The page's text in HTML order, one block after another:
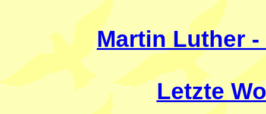
Martin Luther
Letzte